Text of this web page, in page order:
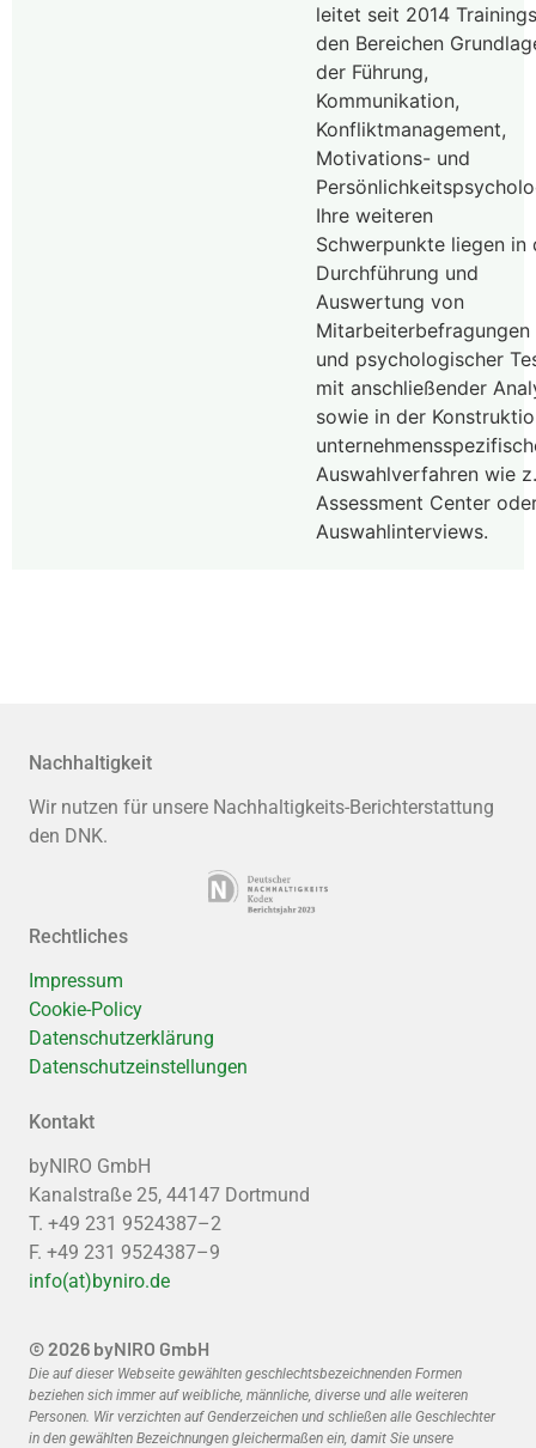
leitet seit 2014
den Bereichen
der Führung,
Kommunikation,
Konfliktmanagement,
Motivations- und
Ihre weiteren
Schwerpunkte liegen in
Durchführung und
Auswertung von
Mitarbeiterbefragungen
und psychologischer
mit anschließender
sowie in der
Auswahlverfahren wie
Assessment Center
Auswahlinterviews.
Nachhaltigkeit
Wir nutzen für unsere Nachhaltigkeits-Berichterstattung
den DNK.
Rechtliches
Impressum
Cookie-Policy
Datenschutzerklärung
Datenschutzeinstellungen
Kontakt
byNIRO GmbH
Kanalstraße 25, 44147 Dortmund
T. +49 231 9524387–2
F. +49 231 9524387–9
info(at)byniro.de
© 2026 byNIRO GmbH
Die auf dieser Webseite gewählten geschlechtsbezeichnenden Formen
beziehen sich immer auf weibliche, männliche, diverse und alle weiteren
Personen. Wir verzichten auf Genderzeichen und schließen alle Geschlechter
in den gewählten Bezeichnungen gleichermaßen ein, damit Sie unsere